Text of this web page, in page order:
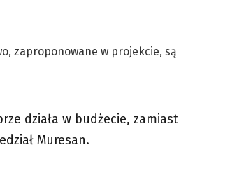
zaproponowane w projekcie, są
działa w budżecie, zamiast
Muresan.